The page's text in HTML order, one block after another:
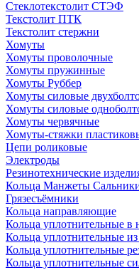
Стеклотекстолит СТЭФ
Текстолит ПТК
Текстолит стержни
Хомуты
Хомуты проволочные
Хомуты пружинные
Хомуты Руббер
Хомуты силовые
Хомуты силовые
Хомуты червячные
Хомуты-стяжки
Цепи роликовые
Электроды
Резинотехнические
Кольца Манжеты
Грязесъёмники
Кольца направляющие
Кольца уплотнительные в
Кольца уплотнительные
Кольца уплотнительные
Кольца уплотнительные